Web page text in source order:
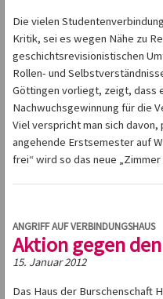
Die vielen
Kritik, sei es wegen Nähe zu
geschichtsrevisionistischen
Rollen- und
Göttingen vorliegt, zeigt, dass
Nachwuchsgewinnung für die
Viel verspricht man sich
angehende Erstsemester auf
frei“ wird so das neue „Zimmer
ANGRIFF AUF VERBINDUNGSHAUS
Aktion gegen
15. Januar 2012
Das Haus der Burschenschaft